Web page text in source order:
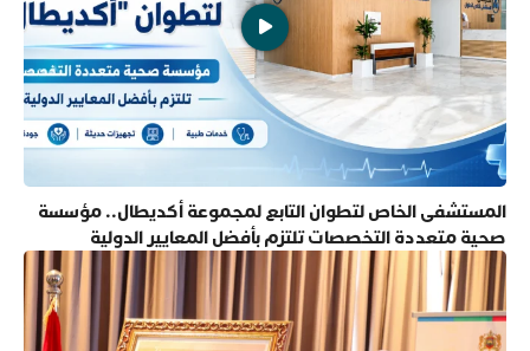
المستشفى الخاص لتطوان التابع لمجموعة أكديطال.. مؤسسة
صحية متعددة التخصصات تلتزم بأفضل المعايير الدولية